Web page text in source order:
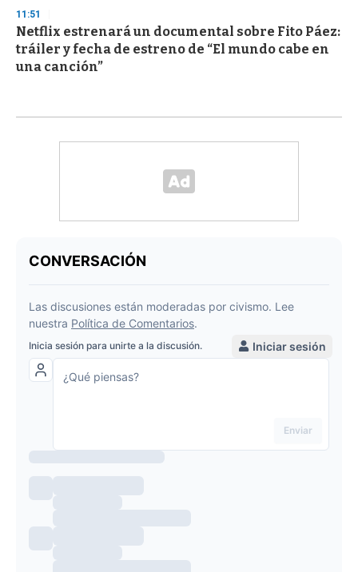
11:51
Netflix estrenará un documental sobre Fito Páez:
tráiler y fecha de estreno de “El mundo cabe en
una canción”